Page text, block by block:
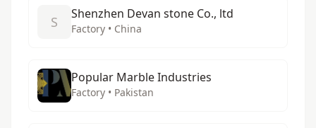
S Shenzhen Devan stone Co., ltd
Factory • China
Popular Marble Industries
Factory • Pakistan